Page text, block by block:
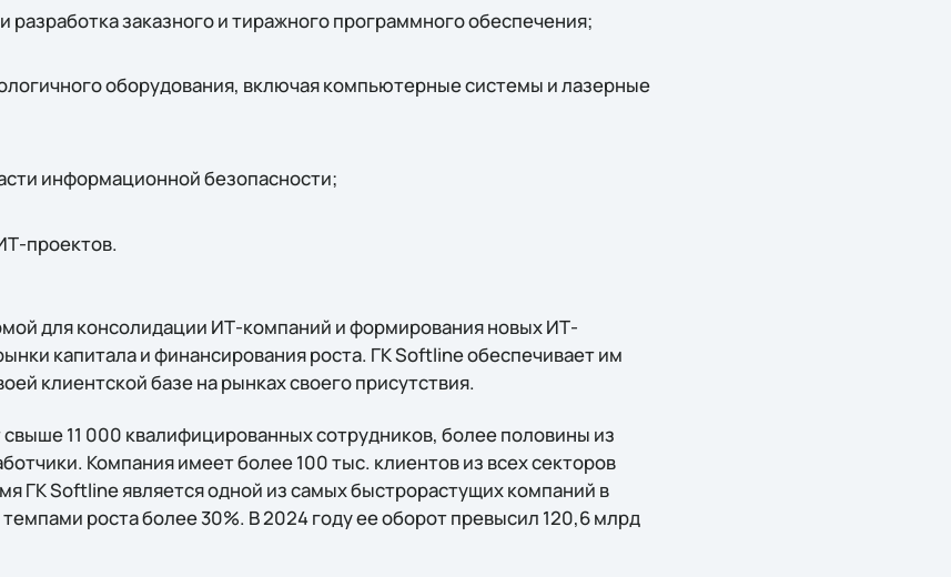
разработка заказного и тиражного программного обеспечения;
оборудования, включая компьютерные системы и лазерные
информационной безопасности;
проектов.
для консолидации ИТ-компаний и формирования новых ИТ-
капитала и финансирования роста. ГК Softline обеспечивает им
клиентской базе на рынках своего присутствия.
11 000 квалифицированных сотрудников, более половины из
Компания имеет более 100 тыс. клиентов из всех секторов
ГК Softline является одной из самых быстрорастущих компаний в
роста более 30%. В 2024 году ее оборот превысил 120,6 млрд